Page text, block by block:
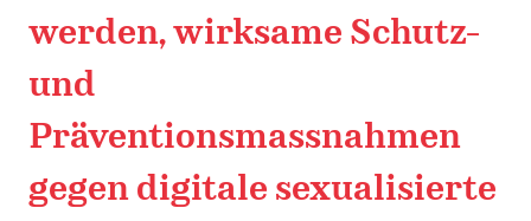
werden, wirksame Schutz-
und
Präventionsmassnahmen
gegen digitale sexualisierte